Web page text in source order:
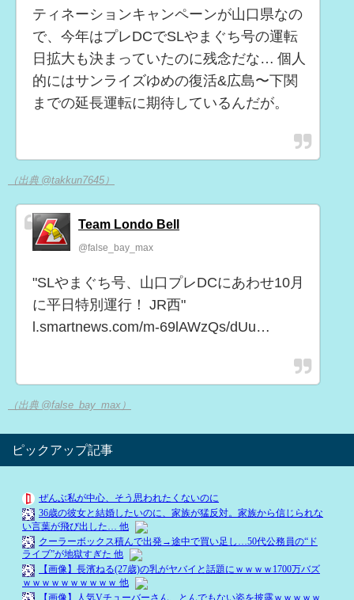
ティネーションキャンペーンが山口県なの
で、今年はプレDCでSLやまぐち号の運転
日拡大も決まっていたのに残念だな… 個人
的にはサンライズゆめの復活&広島〜下関
までの延長運転に期待しているんだが。
（出典 @takkun7645）
Team Londo Bell
@false_bay_max
"SLやまぐち号、山口プレDCにあわせ10月
に平日特別運行！ JR西"
l.smartnews.com/m-69lAWzQs/dUu…
（出典 @false_bay_max）
ピックアップ記事